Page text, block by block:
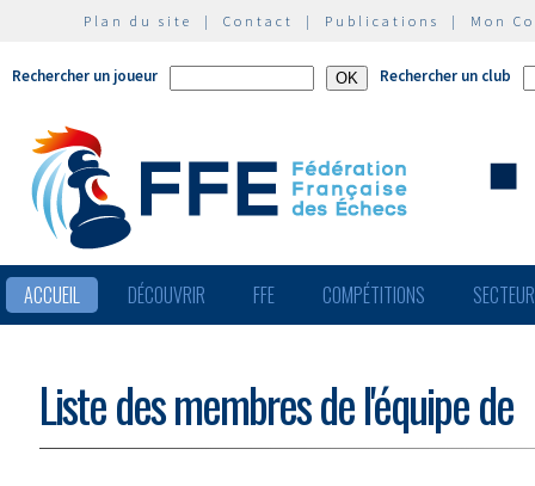
Plan du site | Contact | Publications | Mon
Rechercher un joueur Rechercher un club
ACCUEIL DÉCOUVRIR FFE COMPÉTITIONS
Liste des membres de l'équipe de